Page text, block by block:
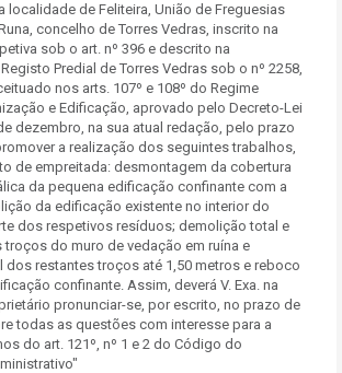
localidade de Feliteira, União de Freguesias
concelho de Torres Vedras, inscrito na
sob o art. nº 396 e descrito na
Predial de Torres Vedras sob o nº 2258,
nos arts. 107º e 108º do Regime
e Edificação, aprovado pelo Decreto-Lei
dezembro, na sua atual redação, pelo prazo
a realização dos seguintes trabalhos,
de empreitada: desmontagem da cobertura
da pequena edificação confinante com a
da edificação existente no interior do
dos respetivos resíduos; demolição total e
do muro de vedação em ruína e
dos restantes troços até 1,50 metros e reboco
confinante. Assim, deverá V. Exa. na
pronunciar-se, por escrito, no prazo de
todas as questões com interesse para a
do art. 121º, nº 1 e 2 do Código do